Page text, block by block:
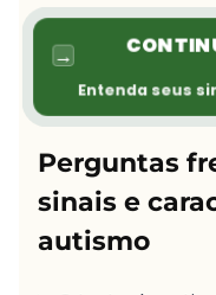
→
Entenda seus
Perguntas
sinais e
autismo